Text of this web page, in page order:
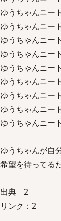
ゆうちゃんニ
ゆうちゃんニ
ゆうちゃんニ
ゆうちゃんニ
ゆうちゃんニ
ゆうちゃんニ
ゆうちゃんニ
ゆうちゃんニー
ゆうちゃんニー
ゆうちゃんが自
希望を待ってる
出典：2
リンク：2